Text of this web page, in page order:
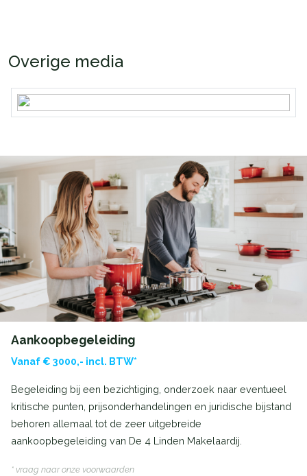
Overige media
Aankoopbegeleiding
Vanaf € 3000,- incl. BTW*
Begeleiding bij een bezichtiging, onderzoek naar eventueel
kritische punten, prijsonderhandelingen en juridische bijstand
behoren allemaal tot de zeer uitgebreide
aankoopbegeleiding van De 4 Linden Makelaardij.
* vraag naar onze voorwaarden